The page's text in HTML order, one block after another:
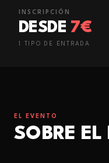
INSCRIPCIÓN
DESDE 7€
1 TIPO DE ENTRADA
EL EVENTO
SOBRE